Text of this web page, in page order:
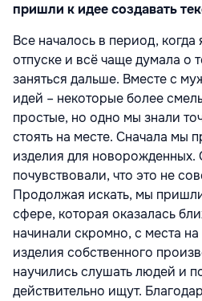
пришли к идее создавать
Все началось в период,
отпуске и всё чаще думала о
заняться дальше. Вместе с
идей – некоторые более
простые, но одно мы знали
стоять на месте. Сначала мы
изделия для
почувствовали, что это не
Продолжая искать, мы
сфере, которая оказалась
начинали скромно, с места
изделия собственного
научились слушать людей и
действительно ищут.